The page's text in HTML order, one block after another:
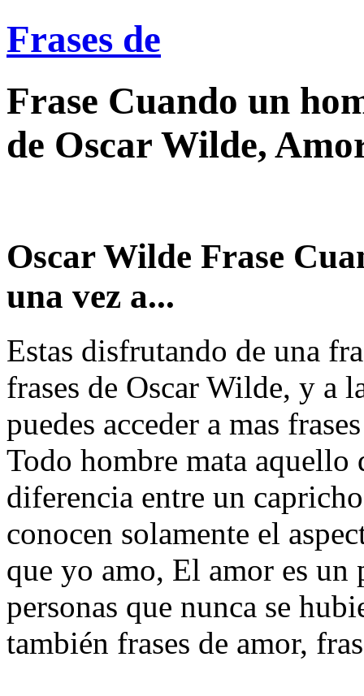
Frases de
Frase Cuando un
de Oscar Wilde,
Oscar Wilde Frase
una vez a...
Estas disfrutando de una
frases de Oscar Wilde, y a
puedes acceder a mas
Todo hombre mata
diferencia entre un
conocen solamente el
que yo amo, El amor es
personas que nunca se
también frases de amor,